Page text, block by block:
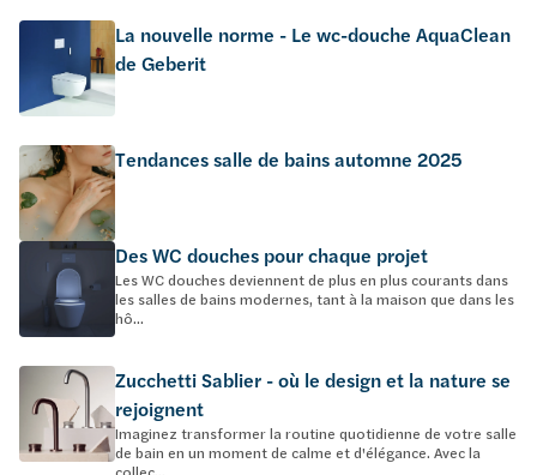
La nouvelle norme - Le wc-douche AquaClean
de Geberit
Tendances salle de bains automne 2025
Des WC douches pour chaque projet
Les WC douches deviennent de plus en plus courants dans
les salles de bains modernes, tant à la maison que dans les
hô...
Zucchetti Sablier - où le design et la nature se
rejoignent
Imaginez transformer la routine quotidienne de votre salle
de bain en un moment de calme et d'élégance. Avec la
collec...